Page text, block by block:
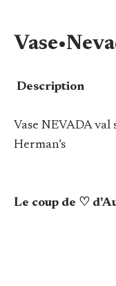
Description
Vase NEVADA
Herman’s
Le coup de ♡